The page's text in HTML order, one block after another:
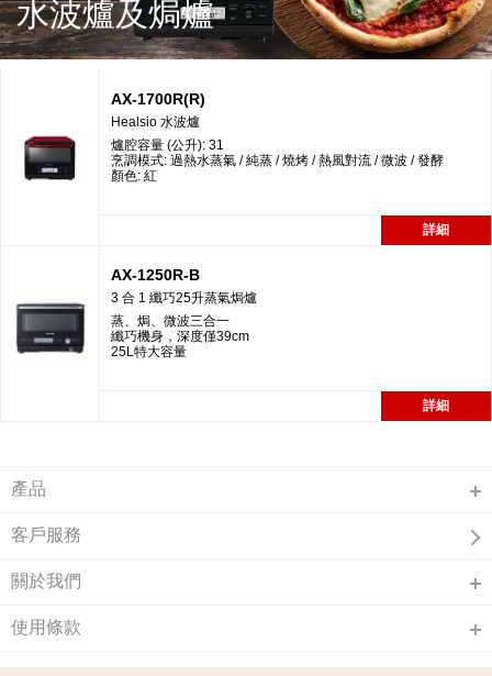
水波爐及焗爐
AX-1700R(R)
Healsio 水波爐
爐腔容量 (公升): 31
烹調模式: 過熱水蒸氣 / 純蒸 / 燒烤 / 熱風對流 / 微波 / 發酵
顏色: 紅
詳細
AX-1250R-B
3 合 1 纖巧25升蒸氣焗爐
蒸、焗、微波三合一
纖巧機身，深度僅39cm
25L特大容量
詳細
產品
客戶服務
關於我們
使用條款